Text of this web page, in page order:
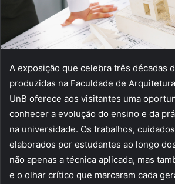
A exposição que celebra três décadas
produzidas na Faculdade de
UnB oferece aos visitantes uma
conhecer a evolução do ensino e da
na universidade. Os trabalhos,
elaborados por estudantes ao longo
não apenas a técnica aplicada, mas
e o olhar crítico que marcaram cada